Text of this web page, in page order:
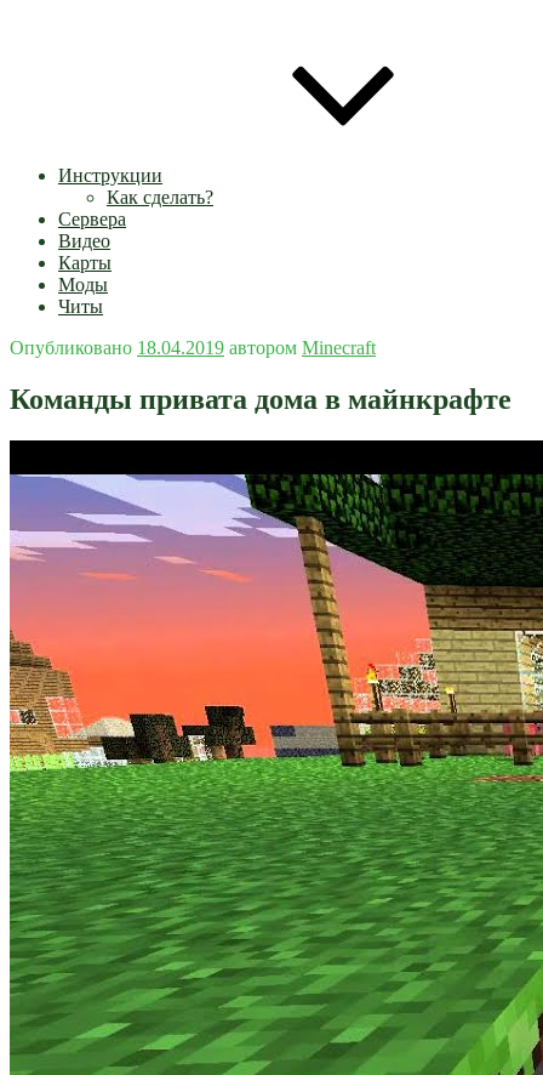
Инструкции
Как сделать?
Сервера
Видео
Карты
Моды
Читы
Опубликовано 18.04.2019 автором Minecraft
Команды привата дома в майнкрафте